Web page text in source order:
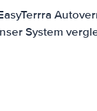
System